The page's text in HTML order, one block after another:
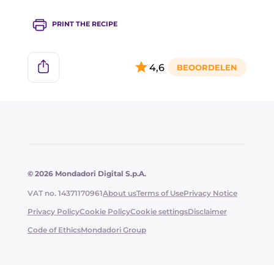
PRINT THE RECIPE
4,6
© 2026 Mondadori Digital S.p.A.
VAT no. 14371170961About usTerms of UsePrivacy Notice
Privacy PolicyCookie PolicyCookie settingsDisclaimer
Code of EthicsMondadori Group